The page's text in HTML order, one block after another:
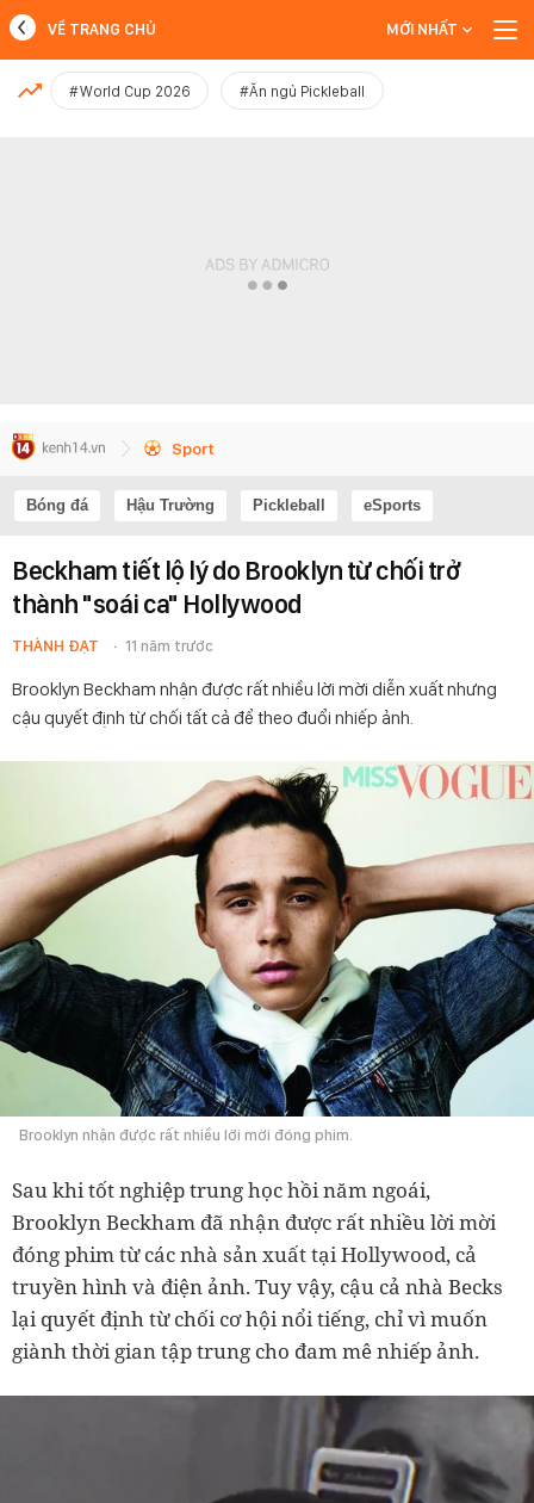
MỚI NHẤT
VỀ TRANG CHỦ MỚI NHẤT
#World Cup 2026 #Ăn ngủ Pickleball
Sport
Bóng đá Hậu Trường Pickleball eSports
Beckham tiết lộ lý do Brooklyn từ chối trở
thành "soái ca" Hollywood
THÀNH ĐẠT 11 năm trước
Brooklyn Beckham nhận được rất nhiều lời mời diễn xuất nhưng
cậu quyết định từ chối tất cả để theo đuổi nhiếp ảnh.
Brooklyn nhận được rất nhiều lời mời đóng phim.
Sau khi tốt nghiệp trung học hồi năm ngoái,
Brooklyn Beckham đã nhận được rất nhiều lời mời
đóng phim từ các nhà sản xuất tại Hollywood, cả
truyền hình và điện ảnh. Tuy vậy, cậu cả nhà Becks
lại quyết định từ chối cơ hội nổi tiếng, chỉ vì muốn
giành thời gian tập trung cho đam mê nhiếp ảnh.